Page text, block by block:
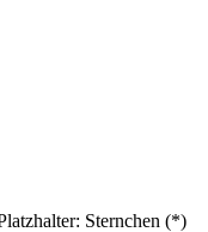
Sternchen (*)